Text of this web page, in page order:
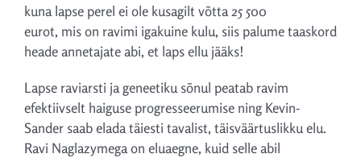
kuna lapse perel ei ole kusagilt võtta 25 500
eurot, mis on ravimi igakuine kulu, siis palume taaskord
heade annetajate abi, et laps ellu jääks!
Lapse raviarsti ja geneetiku sõnul peatab ravim
efektiivselt haiguse progresseerumise ning Kevin-
Sander saab elada täiesti tavalist, täisväärtuslikku elu.
Ravi Naglazymega on eluaegne, kuid selle abil